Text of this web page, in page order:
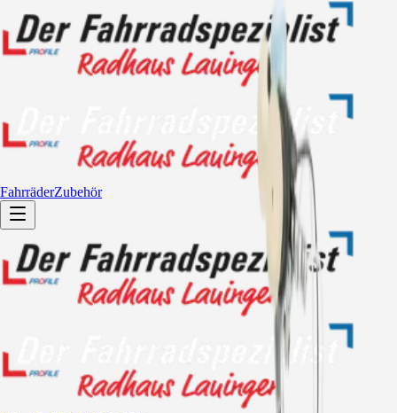
FahrräderZubehör